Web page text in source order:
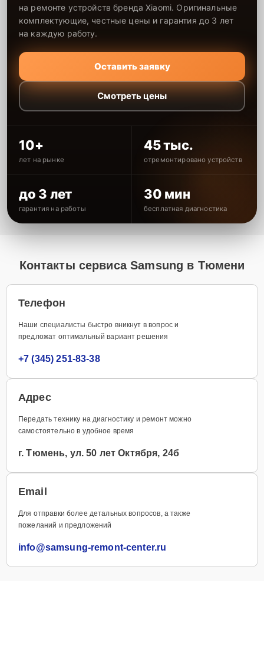
на ремонте устройств бренда Xiaomi. Оригинальные
комплектующие, честные цены и гарантия до 3 лет
на каждую работу.
Оставить заявку
Смотреть цены
10+
лет на рынке
45 тыс.
отремонтировано устройств
до 3 лет
гарантия на работы
30 мин
бесплатная диагностика
Контакты сервиса Samsung в Тюмени
Телефон
Наши специалисты быстро вникнут в вопрос и
предложат оптимальный вариант решения
+7 (345) 251-83-38
Адрес
Передать технику на диагностику и ремонт можно
самостоятельно в удобное время
г. Тюмень, ул. 50 лет Октября, 24б
Email
Для отправки более детальных вопросов, а также
пожеланий и предложений
info@samsung-remont-center.ru